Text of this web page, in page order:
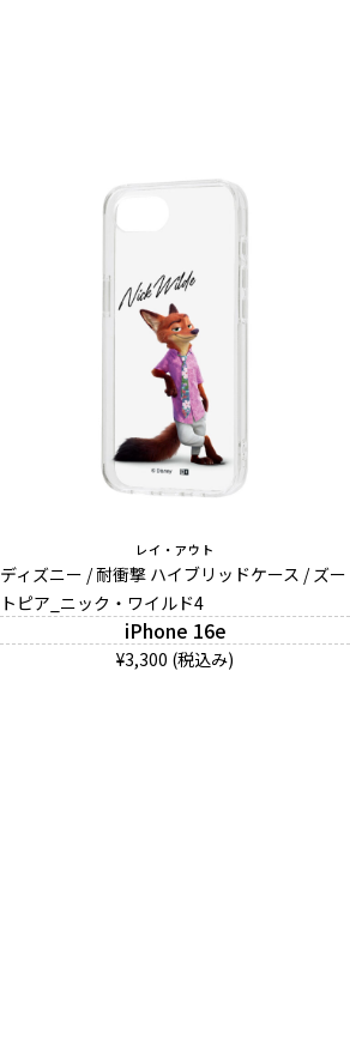
レイ・アウト
ディズニー / 耐衝撃 ハイブリッドケース / ズー
トピア_ニック・ワイルド4
iPhone 16e
¥3,300 (税込み)